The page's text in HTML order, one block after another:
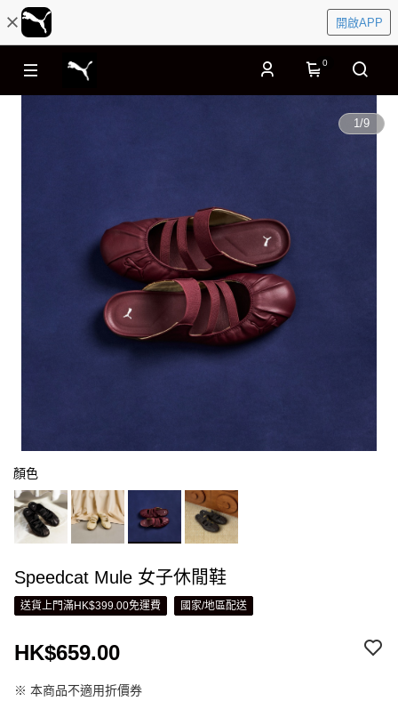
開啟APP
0
1/9
顏色
Speedcat Mule 女子休閒鞋
送貨上門滿HK$399.00免運費 國家/地區配送
HK$659.00
※ 本商品不適用折價券